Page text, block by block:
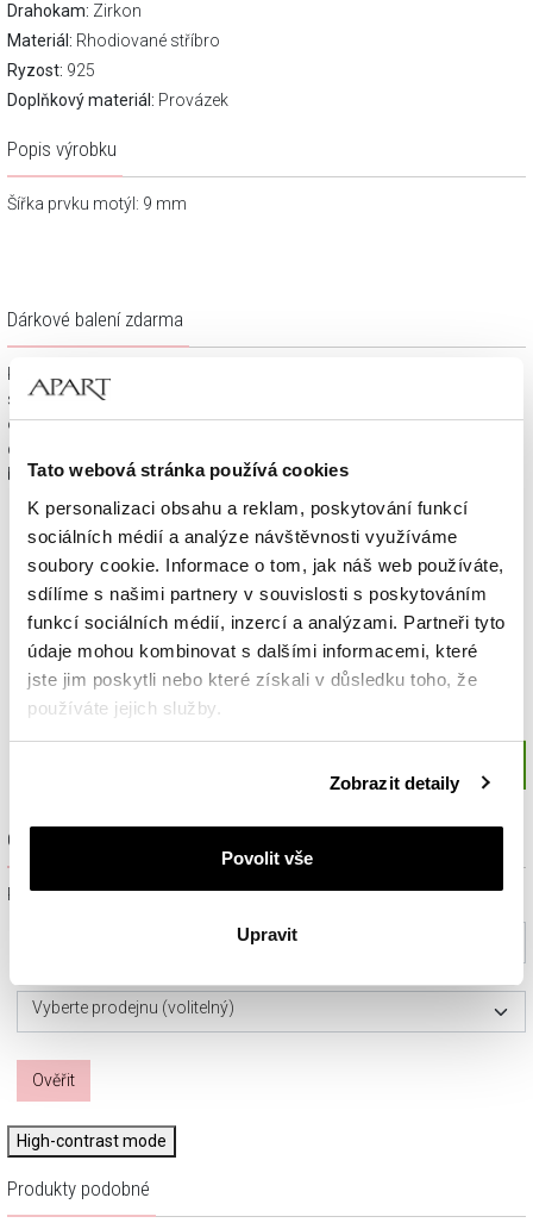
Tato webová stránka používá cookies
K personalizaci obsahu a reklam, poskytování funkcí
sociálních médií a analýze návštěvnosti využíváme
soubory cookie. Informace o tom, jak náš web používáte,
sdílíme s našimi partnery v souvislosti s poskytováním
funkcí sociálních médií, inzercí a analýzami. Partneři tyto
údaje mohou kombinovat s dalšími informacemi, které
jste jim poskytli nebo které získali v důsledku toho, že
používáte jejich služby.
Zásadách ochrany osobních údajů
Zobrazit detaily
Povolit vše
Upravit
Drahokam: Zirkon
Materiál: Rhodiované stříbro
Ryzost: 925
Doplňkový materiál: Provázek
Popis výrobku
Šířka prvku motýl: 9 mm
Dárkové balení zdarma
Klenotnické výrobky zakoupené na e-shopu Apart.cz obdržíte
spolu s dárkovou krabičkou a taštičkou – v závislosti na
objednaném sortimentu. Váš nákup se tak stane krásným
dárkem, který můžete bez dalších příprav věnovat svým
blízkým.
Ověřit dostupnost a rezervovat na prodejně
Prosím, vyberte ze seznamu město nebo konkrétní prodejnu
Vyberte prodejnu (volitelný)
Ověřit
High-contrast mode
Produkty podobné